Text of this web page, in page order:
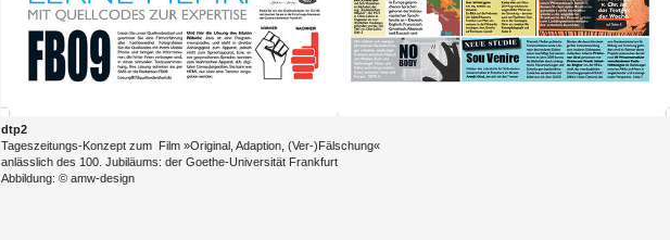
dtp2
Ta­ges­zei­tungs-Kon­zept zum Film »Ori­gi­nal, Ad­ap­ti­on, (Ver-)Fäl­schung«
an­läss­lich des 100. Ju­bi­lä­ums: der Goe­the-Uni­ver­si­tät Frank­furt
Ab­bil­dung: © amw-de­sign